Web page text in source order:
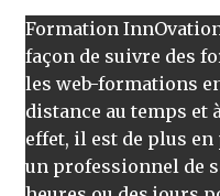
Formation
façon de suivre des
les web-formations
distance au temps et
effet, il est de plus
un professionnel de